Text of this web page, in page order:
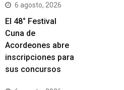
6 agosto, 2026
El 48° Festival
Cuna de
Acordeones abre
inscripciones para
sus concursos